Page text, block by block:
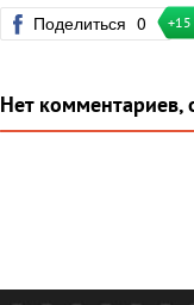
Поделиться 0 +15
Нет комментариев,